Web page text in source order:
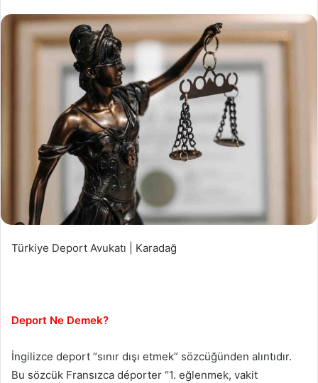
Türkiye Deport Avukatı | Karadağ
Deport Ne Demek?
İngilizce deport “sınır dışı etmek” sözcüğünden alıntıdır.
Bu sözcük Fransızca déporter “1. eğlenmek, vakit